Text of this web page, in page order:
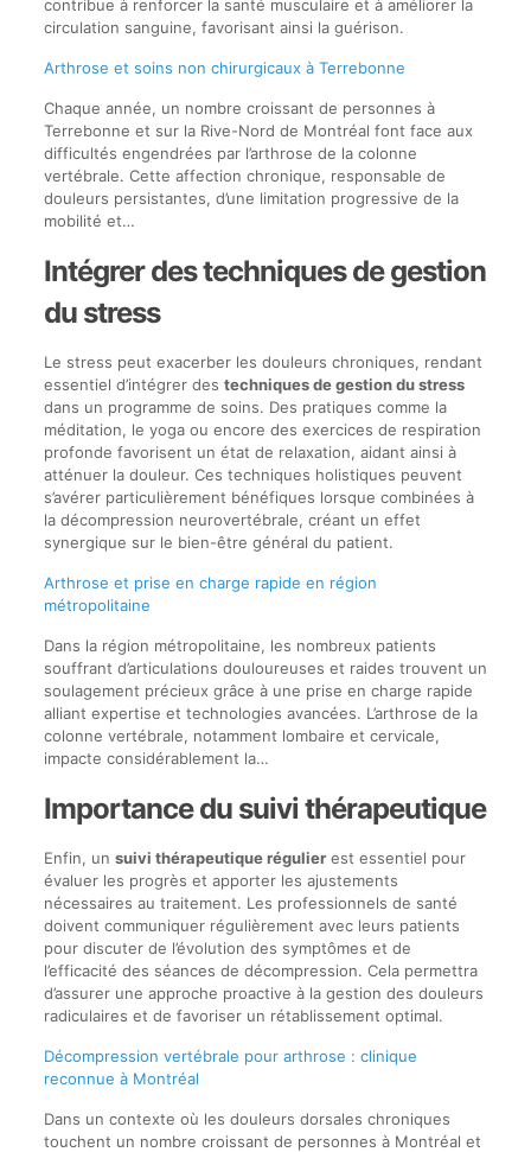
contribue à renforcer la santé musculaire et à améliorer la
circulation sanguine, favorisant ainsi la guérison.
Arthrose et soins non chirurgicaux à Terrebonne
Chaque année, un nombre croissant de personnes à
Terrebonne et sur la Rive-Nord de Montréal font face aux
difficultés engendrées par l’arthrose de la colonne
vertébrale. Cette affection chronique, responsable de
douleurs persistantes, d’une limitation progressive de la
mobilité et…
Intégrer des techniques de gestion
du stress
Le stress peut exacerber les douleurs chroniques, rendant
essentiel d’intégrer des techniques de gestion du stress
dans un programme de soins. Des pratiques comme la
méditation, le yoga ou encore des exercices de respiration
profonde favorisent un état de relaxation, aidant ainsi à
atténuer la douleur. Ces techniques holistiques peuvent
s’avérer particulièrement bénéfiques lorsque combinées à
la décompression neurovertébrale, créant un effet
synergique sur le bien-être général du patient.
Arthrose et prise en charge rapide en région
métropolitaine
Dans la région métropolitaine, les nombreux patients
souffrant d’articulations douloureuses et raides trouvent un
soulagement précieux grâce à une prise en charge rapide
alliant expertise et technologies avancées. L’arthrose de la
colonne vertébrale, notamment lombaire et cervicale,
impacte considérablement la…
Importance du suivi thérapeutique
Enfin, un suivi thérapeutique régulierest essentiel pour
évaluer les progrès et apporter les ajustements
nécessaires au traitement. Les professionnels de santé
doivent communiquer régulièrement avec leurs patients
pour discuter de l’évolution des symptômes et de
l’efficacité des séances de décompression. Cela permettra
d’assurer une approche proactive à la gestion des douleurs
radiculaires et de favoriser un rétablissement optimal.
Décompression vertébrale pour arthrose : clinique
reconnue à Montréal
Dans un contexte où les douleurs dorsales chroniques
touchent un nombre croissant de personnes à Montréal et